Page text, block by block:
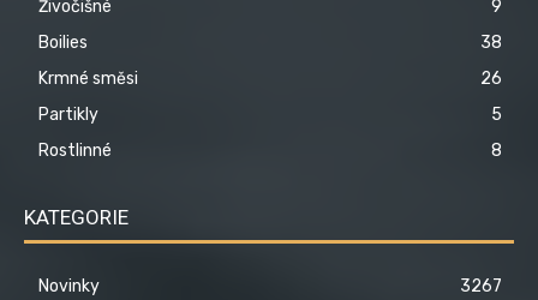
Živočišné
9
Boilies
38
Krmné směsi
26
Partikly
5
Rostlinné
8
KATEGORIE
Novinky
3267